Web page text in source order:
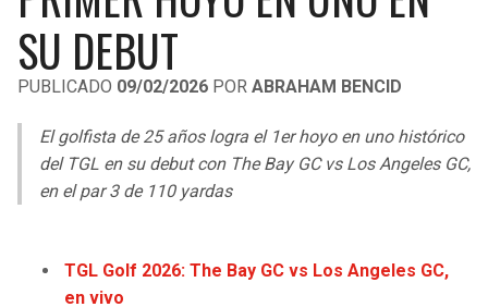
LIGA DE EXPANSIÓN MX
LEAGUES CUP
UEFA EUROPA LEAGUE
UEFA CONFERENCE LEAGUE
COPA LIBERTADORES
COPA SUDAMERICANA
SU DEBUT
PUBLICADO 09/02/2026 POR ABRAHAM BENCID
El golfista de 25 años logra el 1er hoyo en uno histórico
del TGL en su debut con The Bay GC vs Los Angeles GC,
en el par 3 de 110 yardas
TGL Golf 2026: The Bay GC vs Los Angeles GC,
en vivo